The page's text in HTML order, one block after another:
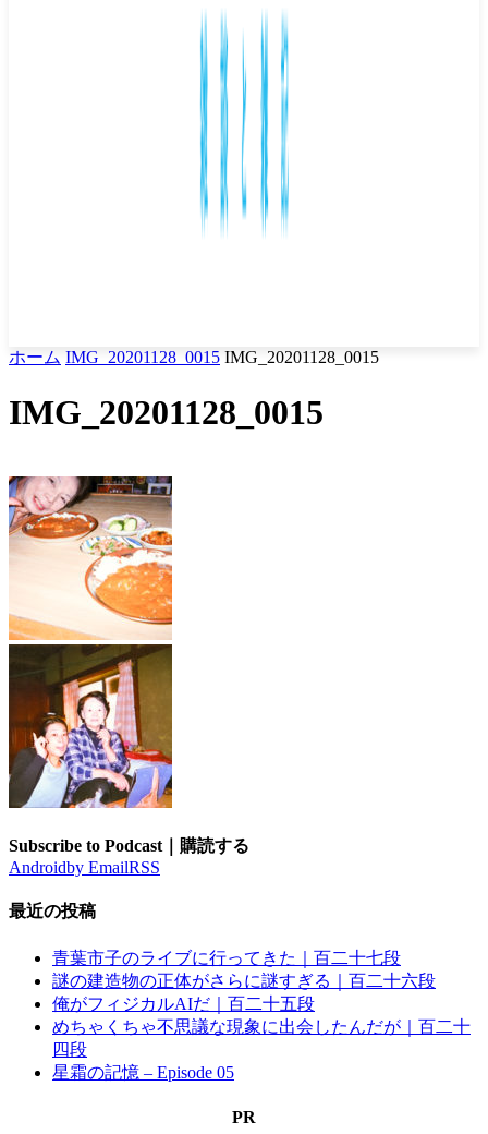
ホーム IMG_20201128_0015 IMG_20201128_0015
IMG_20201128_0015
Subscribe to Podcast｜購読する
Androidby EmailRSS
最近の投稿
青葉市子のライブに行ってきた｜百二十七段
謎の建造物の正体がさらに謎すぎる｜百二十六段
俺がフィジカルAIだ｜百二十五段
めちゃくちゃ不思議な現象に出会したんだが｜百二十
四段
星霜の記憶 – Episode 05
PR